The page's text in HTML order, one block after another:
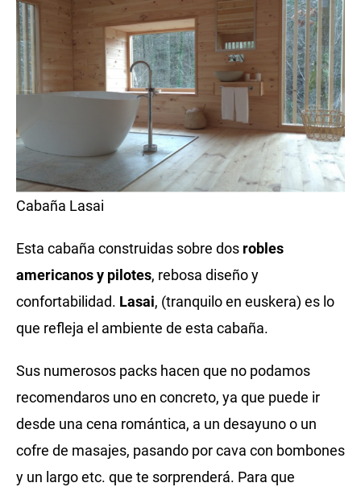
Cabaña Lasai
Esta cabaña construidas sobre dos robles
americanos y pilotes, rebosa diseño y
confortabilidad. Lasai, (tranquilo en euskera) es lo
que refleja el ambiente de esta cabaña.
Sus numerosos packs hacen que no podamos
recomendaros uno en concreto, ya que puede ir
desde una cena romántica, a un desayuno o un
cofre de masajes, pasando por cava con bombones
y un largo etc. que te sorprenderá. Para que